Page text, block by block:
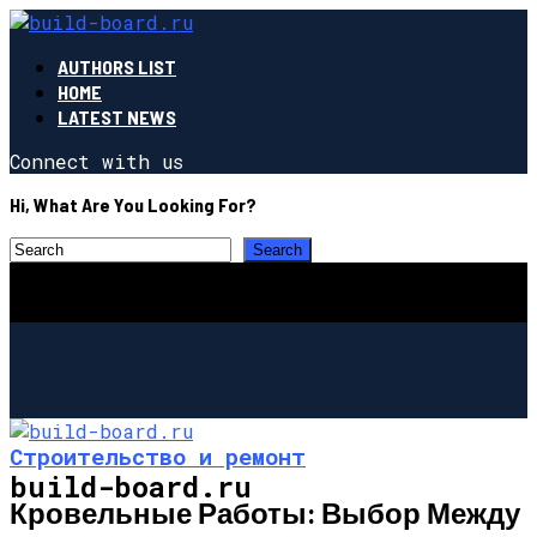
AUTHORS LIST
HOME
LATEST NEWS
Connect with us
Hi, What Are You Looking For?
build-board.ru
Строительство и ремонт
Кровельные Работы: Выбор Между